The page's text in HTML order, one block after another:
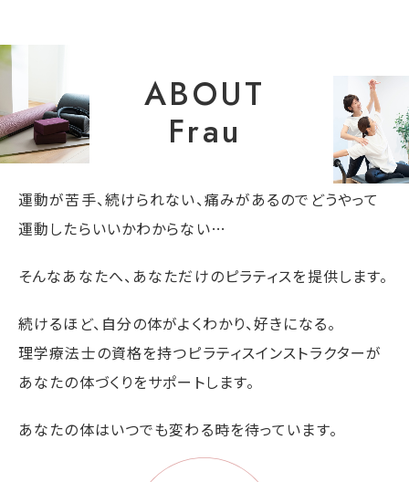
ABOUT
Frau
運動が苦手、続けられない、痛みがあるのでどうやって
運動したらいいかわからない…
そんなあなたへ、あなただけのピラティスを提供します。
続けるほど、自分の体がよくわかり、好きになる。
理学療法士の資格を持つピラティスインストラクターが
あなたの体づくりをサポートします。
あなたの体はいつでも変わる時を待っています。